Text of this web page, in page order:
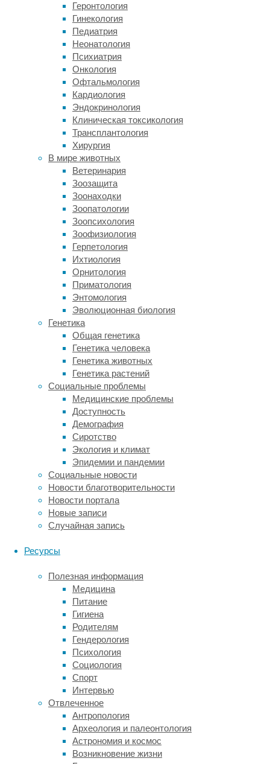
Геронтология
Гинекология
Педиатрия
Неонатология
Психиатрия
Онкология
Офтальмология
Кардиология
Эндокринология
Клиническая токсикология
Трансплантология
Хирургия
В мире животных
Ветеринария
Зоозащита
Зоонаходки
Зоопатологии
Зоопсихология
Зоофизиология
Герпетология
Ихтиология
Орнитология
Приматология
Энтомология
Эволюционная биология
Генетика
Общая генетика
Генетика человека
Генетика животных
Генетика растений
Социальные проблемы
Медицинские проблемы
Доступность
Демография
Сиротство
Экология и климат
Эпидемии и пандемии
Социальные новости
Новости благотворительности
Новости портала
Новые записи
Случайная запись
Ресурсы
Полезная информация
Медицина
Питание
Гигиена
Родителям
Гендерология
Психология
Социология
Спорт
Интервью
Отвлеченное
Антропология
Археология и палеонтология
Астрономия и космос
Возникновение жизни
Синдром
Персонажа
—
Тернера,
или
невралгическая
амиотрофия,
—
это
редкая
периферическая
патология
нервов
острой
сильной
болью
плече,
слабостью
атрофией
мышц
плечевого
пояса
и
мышц
предплечья.
Среди
факторов
риска
выделяют,
том
числе,
инфекционные:
описаны
случаи
развития
синдрома
при
заражении
парвовирусом
вирусами
оспы.
Осмотр
показал
атрофию
дельтовидных,
трехглавых
двуглавых
мышц
левого
плеча
предплечья.